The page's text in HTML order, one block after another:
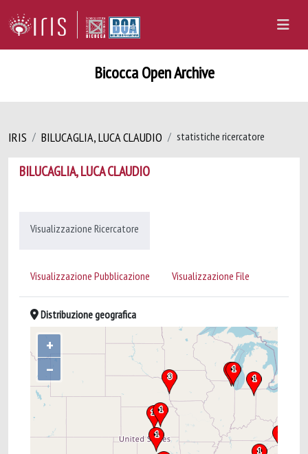
Bicocca Open Archive
IRIS BILUCAGLIA, LUCA CLAUDIO statistiche ricercatore
BILUCAGLIA, LUCA CLAUDIO
Visualizzazione Ricercatore
Visualizzazione Pubblicazione Visualizzazione File
Distribuzione geografica
+
–